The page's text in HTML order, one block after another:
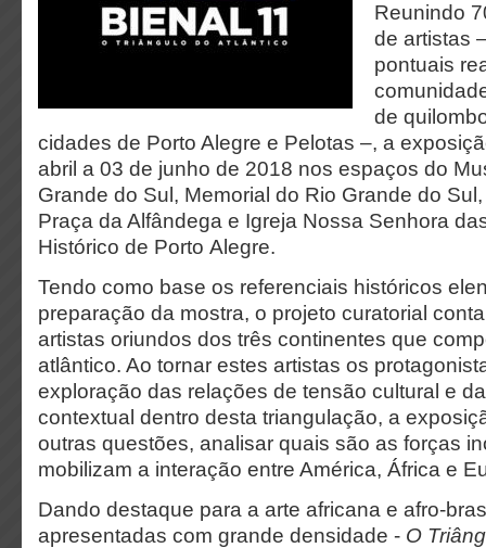
Reunindo
de artistas
pontuais
de
cidades de Porto Alegre e Pelotas –, a
abril a 03 de junho de 2018 nos espaços do
Grande do Sul, Memorial do Rio Grande do
Praça da Alfândega e Igreja Nossa Senhora
Histórico de Porto Alegre.
Tendo como base os referenciais históricos
preparação da mostra, o projeto curatorial
artistas oriundos dos três continentes que
atlântico. Ao tornar estes artistas os
exploração das relações de tensão cultural e
contextual dentro desta triangulação, a
outras questões, analisar quais são as forças
mobilizam a interação entre América, África e
Dando destaque para a arte africana e afro-
apresentadas com grande densidade - O